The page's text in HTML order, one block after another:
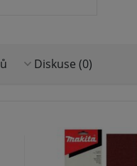
Diskuse (0)